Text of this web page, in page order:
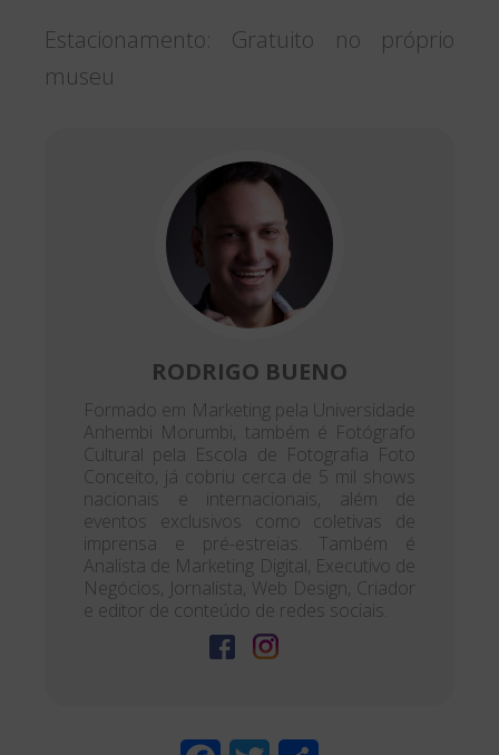
Estacionamento: Gratuito no próprio
museu
RODRIGO BUENO
Formado em Marketing pela Universidade
Anhembi Morumbi, também é Fotógrafo
Cultural pela Escola de Fotografia Foto
Conceito, já cobriu cerca de 5 mil shows
nacionais e internacionais, além de
eventos exclusivos como coletivas de
imprensa e pré-estreias. Também é
Analista de Marketing Digital, Executivo de
Negócios, Jornalista, Web Design, Criador
e editor de conteúdo de redes sociais.